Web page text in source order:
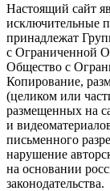
Настоящий сайт
исключительные
принадлежат
с Ограниченной
Общество с
Копирование,
(целиком или
размещенных на
и
письменного
нарушение
на основании
законодательства.